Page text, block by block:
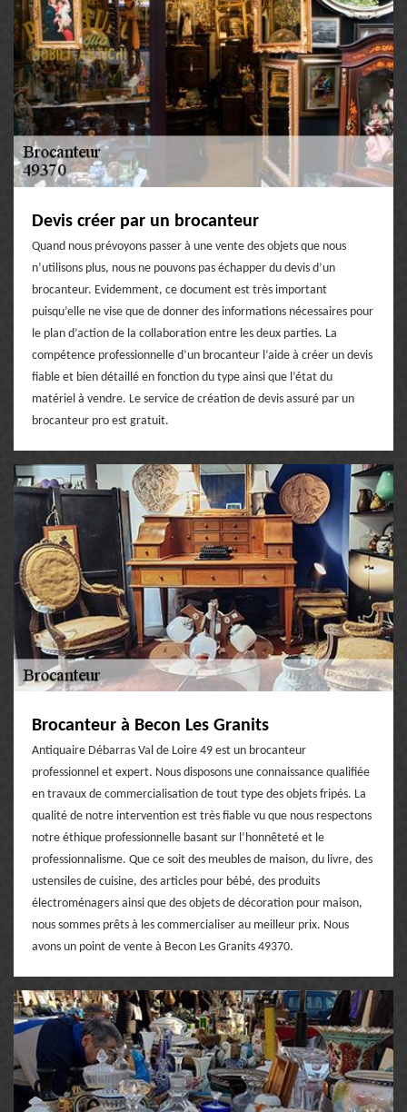
Devis créer par un brocanteur
Quand nous prévoyons passer à une vente des objets que nous
n’utilisons plus, nous ne pouvons pas échapper du devis d’un
brocanteur. Evidemment, ce document est très important
puisqu’elle ne vise que de donner des informations nécessaires pour
le plan d’action de la collaboration entre les deux parties. La
compétence professionnelle d’un brocanteur l’aide à créer un devis
fiable et bien détaillé en fonction du type ainsi que l’état du
matériel à vendre. Le service de création de devis assuré par un
brocanteur pro est gratuit.
Brocanteur à Becon Les Granits
Antiquaire Débarras Val de Loire 49 est un brocanteur
professionnel et expert. Nous disposons une connaissance qualifiée
en travaux de commercialisation de tout type des objets fripés. La
qualité de notre intervention est très fiable vu que nous respectons
notre éthique professionnelle basant sur l’honnêteté et le
professionnalisme. Que ce soit des meubles de maison, du livre, des
ustensiles de cuisine, des articles pour bébé, des produits
électroménagers ainsi que des objets de décoration pour maison,
nous sommes prêts à les commercialiser au meilleur prix. Nous
avons un point de vente à Becon Les Granits 49370.